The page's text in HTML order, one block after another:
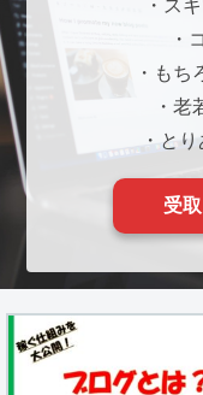
・ス
・
・も
・老
・と
受